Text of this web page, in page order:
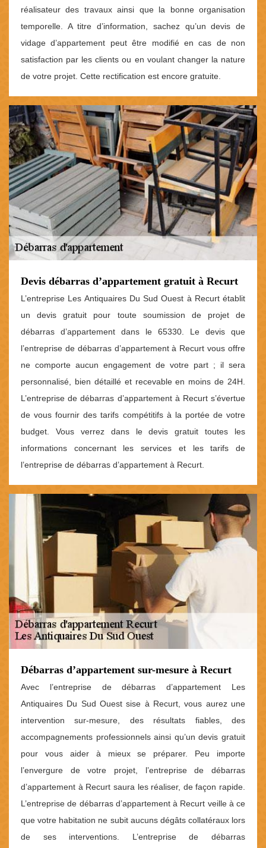
réalisateur des travaux ainsi que la bonne organisation
temporelle. A titre d’information, sachez qu’un devis de
vidage d’appartement peut être modifié en cas de non
satisfaction par les clients ou en voulant changer la nature
de votre projet. Cette rectification est encore gratuite.
Devis débarras d’appartement gratuit à Recurt
L’entreprise Les Antiquaires Du Sud Ouest à Recurt établit
un devis gratuit pour toute soumission de projet de
débarras d’appartement dans le 65330. Le devis que
l’entreprise de débarras d’appartement à Recurt vous offre
ne comporte aucun engagement de votre part ; il sera
personnalisé, bien détaillé et recevable en moins de 24H.
L’entreprise de débarras d’appartement à Recurt s’évertue
de vous fournir des tarifs compétitifs à la portée de votre
budget. Vous verrez dans le devis gratuit toutes les
informations concernant les services et les tarifs de
l’entreprise de débarras d’appartement à Recurt.
Débarras d’appartement sur-mesure à Recurt
Avec l’entreprise de débarras d’appartement Les
Antiquaires Du Sud Ouest sise à Recurt, vous aurez une
intervention sur-mesure, des résultats fiables, des
accompagnements professionnels ainsi qu’un devis gratuit
pour vous aider à mieux se préparer. Peu importe
l’envergure de votre projet, l’entreprise de débarras
d’appartement à Recurt saura les réaliser, de façon rapide.
L’entreprise de débarras d’appartement à Recurt veille à ce
que votre habitation ne subit aucuns dégâts collatéraux lors
de ses interventions. L’entreprise de débarras